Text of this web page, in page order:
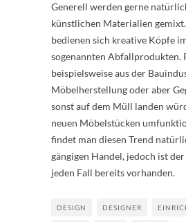
Generell werden gerne
künstlichen Materialien
bedienen sich kreative Köpfe
sogenannten Abfallprodukten.
beispielsweise aus der
Möbelherstellung oder aber
sonst auf dem Müll landen
neuen Möbelstücken
findet man diesen Trend
gängigen Handel, jedoch ist
jeden Fall bereits vorhanden.
DESIGN DESIGNER